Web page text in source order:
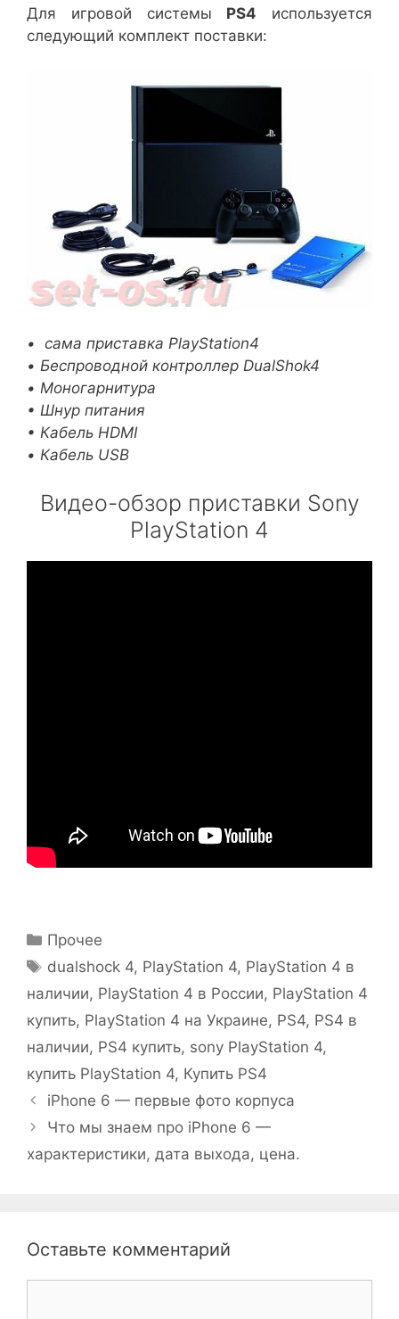
Для игровой системы PS4 используется
следующий комплект поставки:
• сама приставка PlayStation4
• Беспроводной контроллер DualShok4
• Моногарнитура
• Шнур питания
• Кабель HDMI
• Кабель USB
Видео-обзор приставки Sony
PlayStation 4
Рубрики
Прочее
Метки
dualshock 4, PlayStation 4, PlayStation 4 в
наличии, PlayStation 4 в России, PlayStation 4
купить, PlayStation 4 на Украине, PS4, PS4 в
наличии, PS4 купить, sony PlayStation 4,
купить PlayStation 4, Купить PS4
iPhone 6 — первые фото корпуса
Что мы знаем про iPhone 6 —
характеристики, дата выхода, цена.
Оставьте комментарий